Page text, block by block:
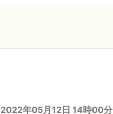
2022年05月12日 14時00分